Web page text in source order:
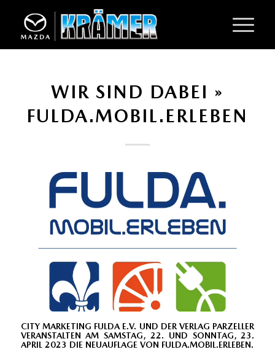
WIR SIND DABEI »
FULDA.MOBIL.ERLEBEN
CITY MARKETING FULDA E.V. UND DER VERLAG PARZELLER
VERANSTALTEN AM SAMSTAG, 22. UND SONNTAG, 23.
APRIL 2023 DIE NEUAUFLAGE VON FULDA.MOBIL.ERLEBEN.